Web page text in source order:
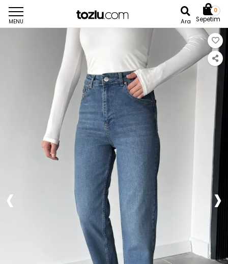
MENU Ara
0
Sepetim